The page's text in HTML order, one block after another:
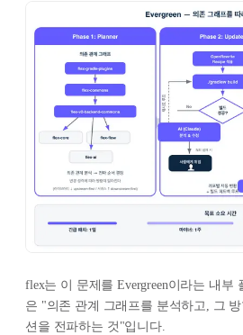
flex는 이 문제를 Evergreen이라는 내부
은 "의존 관계 그래프를 분석하고, 그
션을 전파하는 것"입니다.